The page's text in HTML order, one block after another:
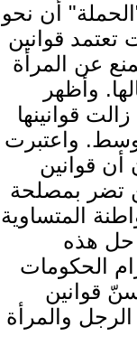
أن نحو
تعتمد قوانين
عن المرأة
وأظهر
قوانينها
واعتبرت
أن قوانين
تضر بمصلحة
المتساوية
حل هذه
الحكومات
قوانين
والمرأة